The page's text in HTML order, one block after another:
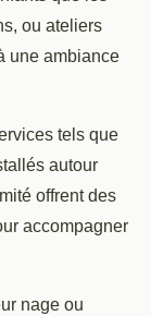
ou ateliers
une ambiance
tels que
autour
offrent des
accompagner
nage ou